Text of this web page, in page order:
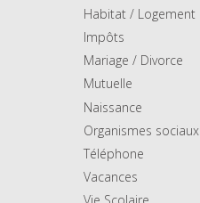
Habitat / Logement
Impôts
Mariage / Divorce
Mutuelle
Naissance
Organismes sociaux
Téléphone
Vacances